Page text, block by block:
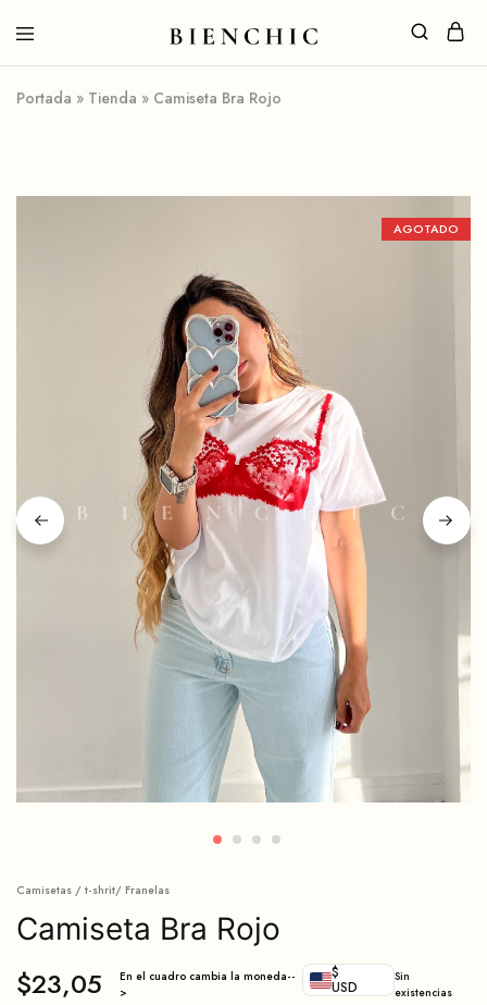
Portada » Tienda » Camiseta Bra Rojo
AGOTADO
Camisetas / t-shrit/ Franelas
Camiseta Bra Rojo
$23,05
En el cuadro cambia la moneda--
>
$
USD
Sin
existencias